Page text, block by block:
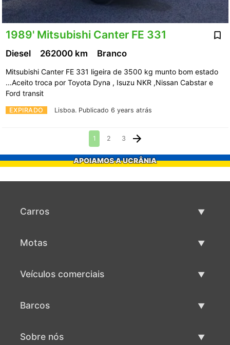
1989' Mitsubishi Canter FE 331
EXPIRADO Lisboa. Publicado 6 years atrás
Diesel 262000 km Branco
Mitsubishi Canter FE 331 ligeira de 3500 kg munto bom estado
...Aceito troca por Toyota Dyna , Isuzu NKR ,Nissan Cabstar e
Ford transit
1 2 3
APOIAMOS A UCRÂNIA
Carros
Motas
Veículos comerciais
Barcos
Sobre nós